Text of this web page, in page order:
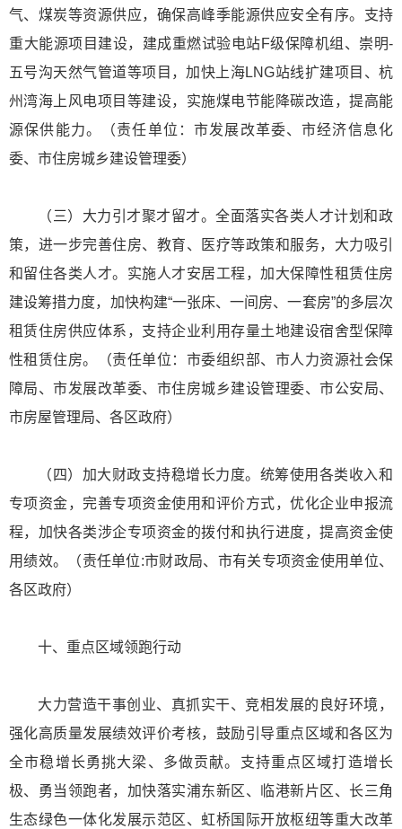
气、煤炭等资源供应，确保高峰季能源供应安全有序。支持
重大能源项目建设，建成重燃试验电站F级保障机组、崇明-
五号沟天然气管道等项目，加快上海LNG站线扩建项目、杭
州湾海上风电项目等建设，实施煤电节能降碳改造，提高能
源保供能力。（责任单位：市发展改革委、市经济信息化
委、市住房城乡建设管理委）
（三）大力引才聚才留才。全面落实各类人才计划和政
策，进一步完善住房、教育、医疗等政策和服务，大力吸引
和留住各类人才。实施人才安居工程，加大保障性租赁住房
建设筹措力度，加快构建“一张床、一间房、一套房”的多层次
租赁住房供应体系，支持企业利用存量土地建设宿舍型保障
性租赁住房。（责任单位：市委组织部、市人力资源社会保
障局、市发展改革委、市住房城乡建设管理委、市公安局、
市房屋管理局、各区政府）
（四）加大财政支持稳增长力度。统筹使用各类收入和
专项资金，完善专项资金使用和评价方式，优化企业申报流
程，加快各类涉企专项资金的拨付和执行进度，提高资金使
用绩效。（责任单位:市财政局、市有关专项资金使用单位、
各区政府）
十、重点区域领跑行动
大力营造干事创业、真抓实干、竞相发展的良好环境，
强化高质量发展绩效评价考核，鼓励引导重点区域和各区为
全市稳增长勇挑大梁、多做贡献。支持重点区域打造增长
极、勇当领跑者，加快落实浦东新区、临港新片区、长三角
生态绿色一体化发展示范区、虹桥国际开放枢纽等重大改革